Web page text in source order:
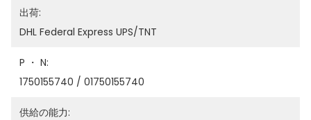
出荷:
DHL Federal Express UPS/TNT
P ・ N:
1750155740 / 01750155740
供給の能力: